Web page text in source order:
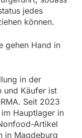
jedes
können.
gehen Hand in
in der
und Käufer ist
Seit 2023
Hauptlager in
Artikel
in Magdeburg